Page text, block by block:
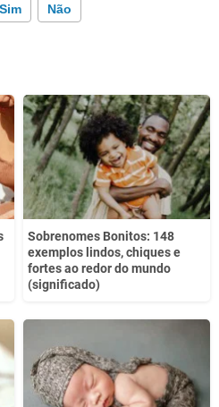
Sim Não
incorreta
que procuro
Sobrenomes Bonitos: 148
exemplos lindos, chiques e
fortes ao redor do mundo
(significado)